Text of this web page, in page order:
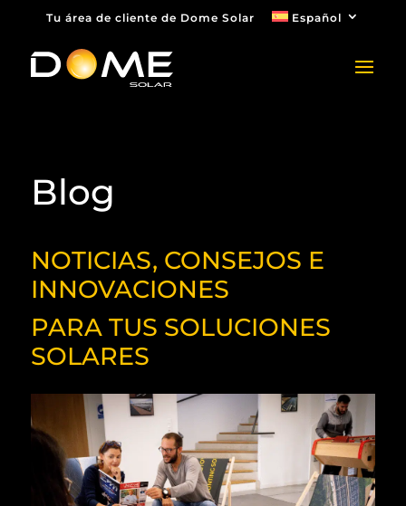
Tu área de cliente de Dome Solar Español
Blog
NOTICIAS, CONSEJOS E
INNOVACIONES
PARA TUS SOLUCIONES
SOLARES